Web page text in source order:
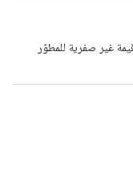
المحلي، وقيمة غير صفرية للمطوّر